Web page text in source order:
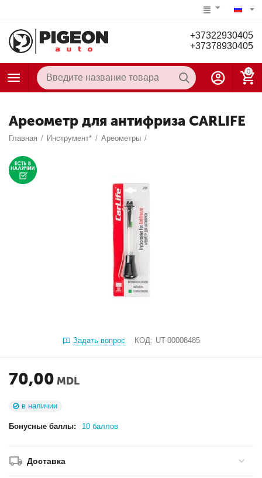
+37322930405
+37378930405
0
Ареометр для антифриза CARLIFE
Главная / Инструмент* / Ареометры /
Задать вопрос КОД: UT-00008485
70,00 MDL
в наличии
Бонусные баллы: 10 баллов
Доставка